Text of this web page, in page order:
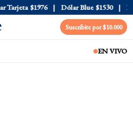
$1976 Dólar Blue $1530
Suscribite por $10.000
EN VIVO